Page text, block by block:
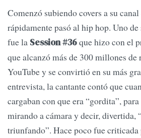
Comenzó subiendo covers a su
rápidamente pasó al hip hop. Uno de
fue la Session #36que hizo con el
que alcanzó más de 300 millones de
YouTube y se convirtió en su más
entrevista, la cantante contó que
cargaban con que era “gordita”,
mirando a cámara y decir, divertida,
triunfando”. Hace poco fue